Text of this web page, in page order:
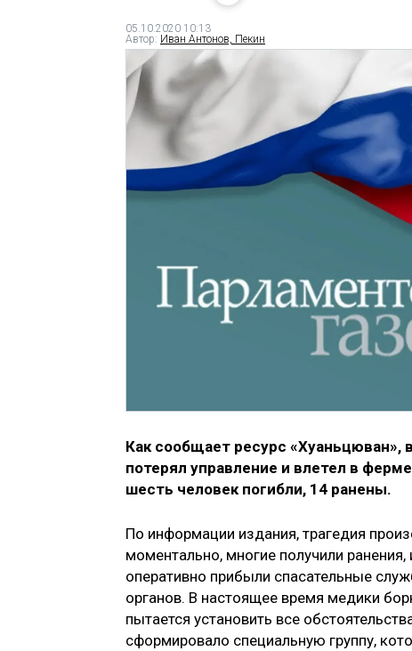
05.10.2020 10:13
Автор: Иван Антонов, Пекин
Как сообщает ресурс «Хуаньцюван»,
потерял управление и влетел в
шесть человек погибли, 14 ранены.
По информации издания, трагедия
моментально, многие получили
оперативно прибыли спасательные
органов. В настоящее время медики
пытается установить все
сформировало специальную группу,